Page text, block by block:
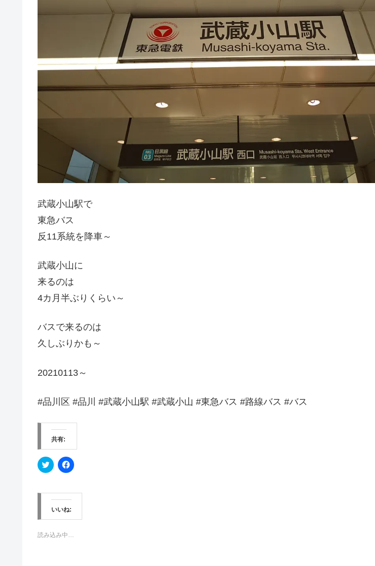
武蔵小山駅で
東急バス
反11系統を降車～
武蔵小山に
来るのは
4カ月半ぶりくらい～
バスで来るのは
久しぶりかも～
20210113～
#品川区 #品川 #武蔵小山駅 #武蔵小山 #東急バス #路線バス #バス
共有:
ク
リ
て
T
w
t
e
F
a
o
o
k
共
す
いいね:
読み込み中…